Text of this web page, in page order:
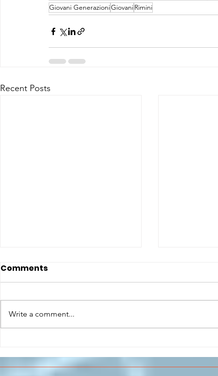
Giovani GenerazioniGiovaniRimini
Recent Posts
PERCORSO DI
FORMAZIONE SCUOLA
superiori
Comments
Write a comment...